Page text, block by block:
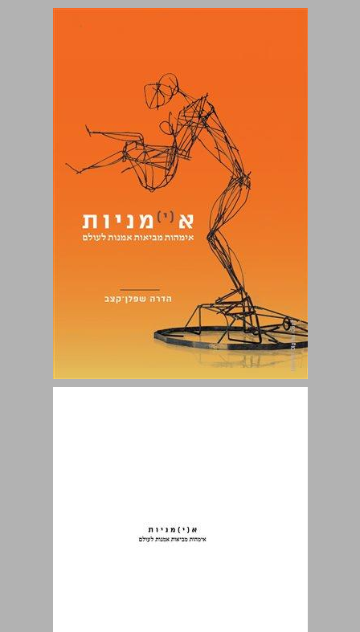
א (י) מניות אימהות מביאות אמנות לעולם ... 0